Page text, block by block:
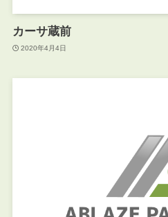
カーサ蔵前
2020年4月4日